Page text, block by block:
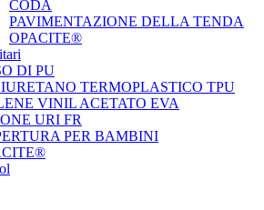
CODA
PAVIMENTAZIONE DELLA TENDA
OPACITE®
DI PU
TERMOPLASTICO TPU
VINIL ACETATO EVA
URI FR
PER BAMBINI